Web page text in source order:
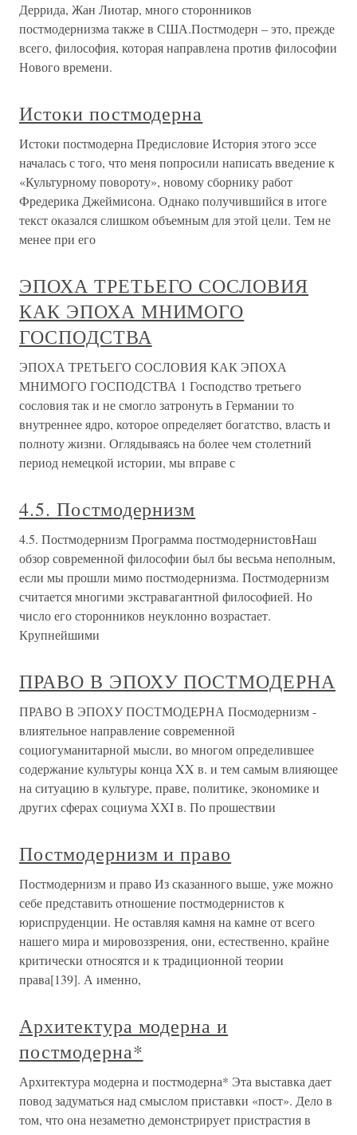
Деррида, Жан Лиотар, много сторонников
постмодернизма также в США.Постмодерн – это, прежде
всего, философия, которая направлена против философии
Нового времени.
Истоки постмодерна
Истоки постмодерна Предисловие История этого эссе
началась с того, что меня попросили написать введение к
«Культурному повороту», новому сборнику работ
Фредерика Джеймисона. Однако получившийся в итоге
текст оказался слишком объемным для этой цели. Тем не
менее при его
ЭПОХА ТРЕТЬЕГО СОСЛОВИЯ
КАК ЭПОХА МНИМОГО
ГОСПОДСТВА
ЭПОХА ТРЕТЬЕГО СОСЛОВИЯ КАК ЭПОХА
МНИМОГО ГОСПОДСТВА 1 Господство третьего
сословия так и не смогло затронуть в Германии то
внутреннее ядро, которое определяет богатство, власть и
полноту жизни. Оглядываясь на более чем столетний
период немецкой истории, мы вправе с
4.5. Постмодернизм
4.5. Постмодернизм Программа постмодернистовНаш
обзор современной философии был бы весьма неполным,
если мы прошли мимо постмодернизма. Постмодернизм
считается многими экстравагантной философией. Но
число его сторонников неуклонно возрастает.
Крупнейшими
ПРАВО В ЭПОХУ ПОСТМОДЕРНА
ПРАВО В ЭПОХУ ПОСТМОДЕРНА Посмодернизм -
влиятельное направление современной
социогуманитарной мысли, во многом определившее
содержание культуры конца XX в. и тем самым влияющее
на ситуацию в культуре, праве, политике, экономике и
других сферах социума XXI в. По прошествии
Постмодернизм и право
Постмодернизм и право Из сказанного выше, уже можно
себе представить отношение постмодернистов к
юриспруденции. Не оставляя камня на камне от всего
нашего мира и мировоззрения, они, естественно, крайне
критически относятся и к традиционной теории
права[139]. А именно,
Архитектура модерна и
постмодерна*
Архитектура модерна и постмодерна* Эта выставка дает
повод задуматься над смыслом приставки «пост». Дело в
том, что она незаметно демонстрирует пристрастия в